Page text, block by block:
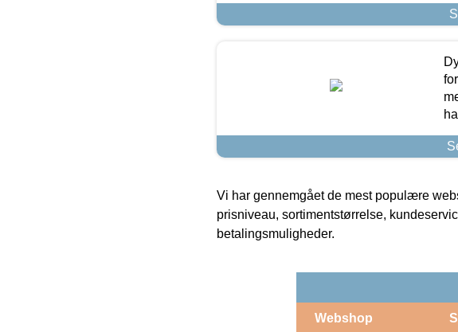
Vi har gennemgået de mest populære
prisniveau, sortimentstørrelse,
betalingsmuligheder.
Webshop